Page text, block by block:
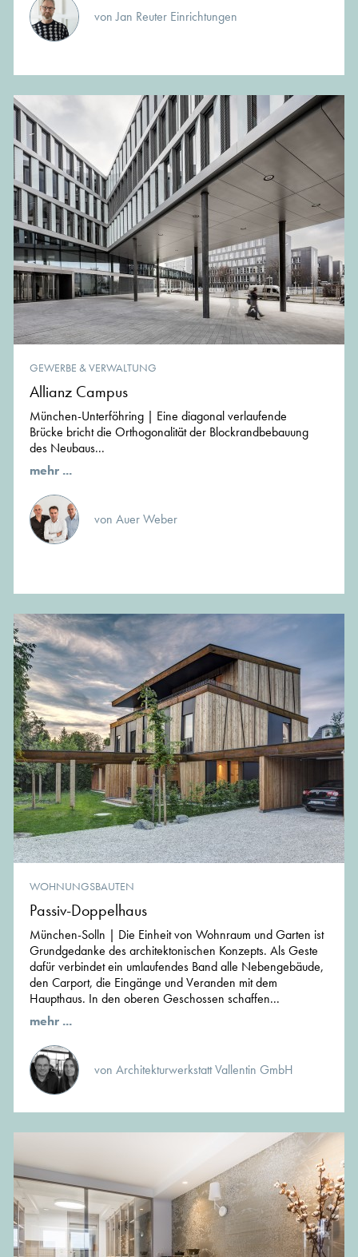
von Jan Reuter Einrichtungen
GEWERBE & VERWALTUNG
Allianz Campus
München-Unterföhring | Eine diagonal verlaufende
Brücke bricht die Orthogonalität der Blockrandbebauung
des Neubaus...
mehr ...
von Auer Weber
WOHNUNGSBAUTEN
Passiv-Doppelhaus
München-Solln | Die Einheit von Wohnraum und Garten ist
Grundgedanke des architektonischen Konzepts. Als Geste
dafür verbindet ein umlaufendes Band alle Nebengebäude,
den Carport, die Eingänge und Veranden mit dem
Haupthaus. In den oberen Geschossen schaffen...
mehr ...
von Architekturwerkstatt Vallentin GmbH